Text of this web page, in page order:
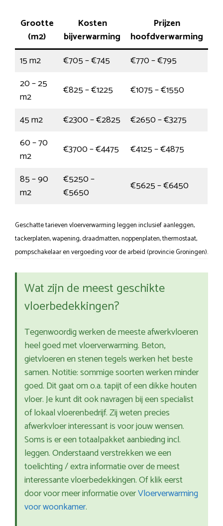
Grootte
(m2)
Kosten
bijverwarming
Prijzen
hoofdverwarming
15 m2
€705 – €745
€770 – €795
20 – 25
m2
€825 – €1225
€1075 – €1550
45 m2
€2300 – €2825
€2650 – €3275
60 – 70
m2
€3700 – €4475
€4125 – €4875
85 – 90
m2
€5250 –
€5650
€5625 – €6450
Geschatte tarieven vloerverwarming leggen inclusief aanleggen,
tackerplaten, wapening, draadmatten, noppenplaten, thermostaat,
pompschakelaar en vergoeding voor de arbeid (provincie Groningen).
Wat zijn de meest geschikte
vloerbedekkingen?
Tegenwoordig werken de meeste afwerkvloeren
heel goed met vloerverwarming. Beton,
gietvloeren en stenen tegels werken het beste
samen. Notitie: sommige soorten werken minder
goed. Dit gaat om o.a. tapijt of een dikke houten
vloer. Je kunt dit ook navragen bij een specialist
of lokaal vloerenbedrijf. Zij weten precies
afwerkvloer interessant is voor jouw wensen.
Soms is er een totaalpakket aanbieding incl.
leggen. Onderstaand verstrekken we een
toelichting / extra informatie over de meest
interessante vloerbedekkingen. Of klik eerst
door voor meer informatie overVloerverwarming
voor woonkamer.